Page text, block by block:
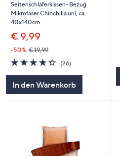
Seitenschläferkissen- Bezug
Mikrofaser Chinchilla uni, ca.
40x140cm
€ 9,99
-50% € 19,99
4.3
von
(26)26
In den Warenkorb